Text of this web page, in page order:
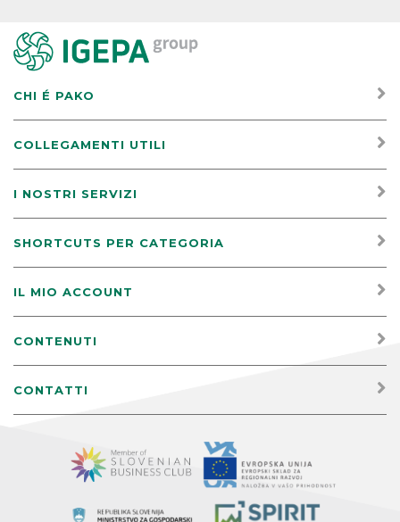
CHI É PAKO
COLLEGAMENTI UTILI
I NOSTRI SERVIZI
SHORTCUTS PER CATEGORIA
IL MIO ACCOUNT
CONTENUTI
CONTATTI